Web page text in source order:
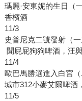
瑪麗·安東妮的生日（
香檳酒
11/3
史普尼克二號發射（一
聞屁屁狗狗啤酒，汪
11/4
歐巴馬勝選進入白宮（
城市312小麥艾爾啤酒
11/5